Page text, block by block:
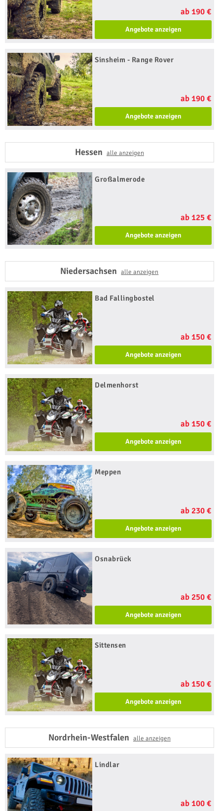
ab 190 €
Angebote anzeigen
Sinsheim - Range Rover
ab 190 €
Angebote anzeigen
Hessen alle anzeigen
Großalmerode
ab 125 €
Angebote anzeigen
Niedersachsenalle anzeigen
Bad Fallingbostel
ab 150 €
Angebote anzeigen
Delmenhorst
ab 150 €
Angebote anzeigen
Meppen
ab 230 €
Angebote anzeigen
Osnabrück
ab 250 €
Angebote anzeigen
Sittensen
ab 150 €
Angebote anzeigen
Nordrhein-Westfalen alle anzeigen
Lindlar
ab 100 €